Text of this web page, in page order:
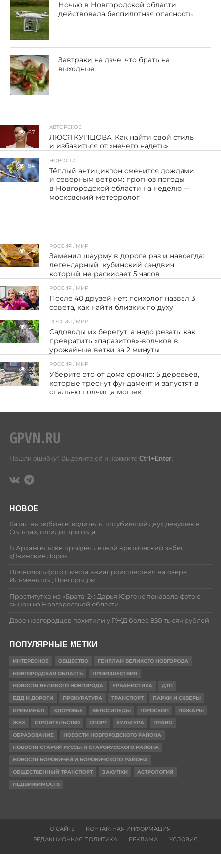
Ночью в Новгородской области
действовала беспилотная опасность
Завтраки на даче: что брать на
выходные
67
АВТОРСКОЕ
ЛЮСЯ КУПЦОВА. Как найти свой стиль
и избавиться от «нечего надеть»
84
НОВОСТИ
Тёплый антициклон сменится дождями
и северным ветром: прогноз погоды
в Новгородской области на неделю —
московский метеоролог
54
РОССИЯ / МИР
Заменил шаурму в дороге раз и навсегда:
легендарный кубинский сэндвич,
который не раскисает 5 часов
26
РОССИЯ / МИР
После 40 друзей нет: психолог назвал 3
совета, как найти близких по духу
27
РОССИЯ / МИР
Садоводы их берегут, а надо резать: как
превратить «паразитов»-волчков в
урожайные ветки за 2 минуты
23
РОССИЯ / МИР
Уберите это от дома срочно: 5 деревьев,
которые треснут фундамент и запустят в
спальню полчища мошек
Нашли ошибку? Выделите её и нажмите Ctrl+Enter.
НОВОЕ
Катал на тюбинге: водитель, погубивший двух девушек в
Сольцах, отсидит три года
В Архангельске пройдёт летний арктический забег
«Двинские Зори»
Появилось фото с места авиапроисшествия на озере
Ильмень под Новгородом
Проститутка из «Брата-2»: Дарья Юргенс показала фото с
сыном из Новгородской области
Двое новгородцев похитили у РЖД более 850 тысяч рублей
ПОПУЛЯРНЫЕ МЕТКИ
ИНТЕРЕСНОЕ ОБЩЕСТВО
ГЕНПЛАН ВЕЛИКОГО НОВГОРОДА
НОВГОРОДСКАЯ ОБЛАСТЬ
ПРОИСШЕСТВИЯ
НОВОСТИ ВЕЛИКОГО НОВГОРОДА
УРБАНИСТИКА
ДТП
БДД И ДОРОГИ
ПРОКУРАТУРА ТРАНСПОРТ
ПАРКИ И СКВЕРЫ
КРИМИНАЛ
ЗДОРОВЬЕ ВЕЛОСИПЕДЫ ГОРОСКОП
ПОЖАРЫ
ЖКХ
СТРОИТЕЛЬСТВО СПОРТ КУЛЬТУРА
ПРАВО
ОБРАЗОВАНИЕ
НОВОСТИ НОВГОРОДСКОГО РАЙОНА
НОВОСТИ СТАРОЙ РУССЫ И СТАРОРУССКОГО РАЙОНА
НОВОСТИ БОРОВИЧЕЙ И БОРОВИЧСКОГО РАЙОНА
ОБЩЕСТВЕННЫЙ ТРАНСПОРТ
ЗАКУПКИ
АСТРОЛОГИЯ
НЕДВИЖИМОСТЬ
О САЙТЕ
КОНТАКТНАЯ ИНФОРМАЦИЯ
РЕДАКЦИОННАЯ ПОЛИТИКА
РЕКЛАМА УСЛОВИЯ